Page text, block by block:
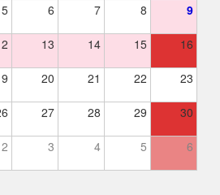
5 6 7 8 9
13 14 15 16
20 21 22 23
27 28 29 30
2 3 4 5 6